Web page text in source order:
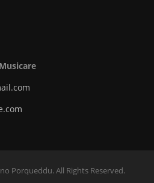
Musicare
Porqueddu. All Rights Reserved.